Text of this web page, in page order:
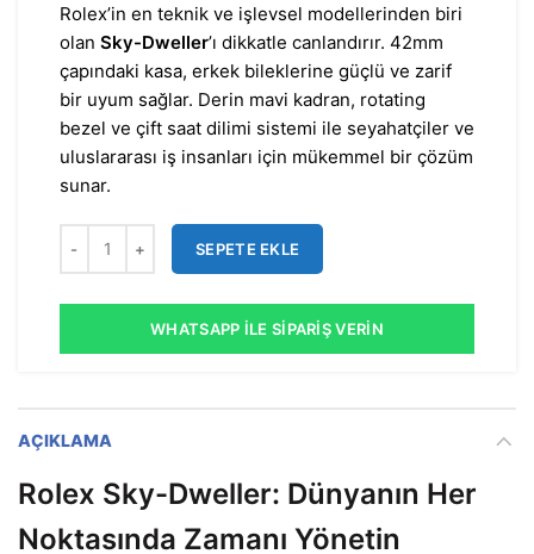
Rolex’in en teknik ve işlevsel modellerinden biri
olan Sky-Dweller’ı dikkatle canlandırır. 42mm
çapındaki kasa, erkek bileklerine güçlü ve zarif
bir uyum sağlar. Derin mavi kadran, rotating
bezel ve çift saat dilimi sistemi ile seyahatçiler ve
uluslararası iş insanları için mükemmel bir çözüm
sunar.
SEPETE EKLE
WHATSAPP İLE SIPARIŞ VERIN
AÇIKLAMA
Rolex Sky-Dweller: Dünyanın Her
Noktasında Zamanı Yönetin